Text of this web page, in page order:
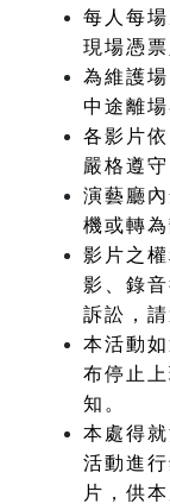
每人每
現場憑
為維護
中途離
各影片
嚴格遵守
演藝廳
機或轉為
影片之
影、錄
訴訟，請
本活動
布停止
知。
本處得
活動進
片，供